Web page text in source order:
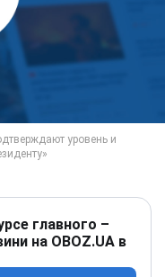
главного –
на OBOZ.UA в